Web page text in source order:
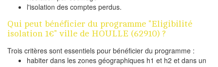
l'isolation des comptes perdus.
Qui peut bénéficier du programme "Eligibilité
isolation 1€" ville de HOULLE (62910) ?
Trois critères sont essentiels pour bénéficier du programme :
habiter dans les zones géographiques h1 et h2 et dans un